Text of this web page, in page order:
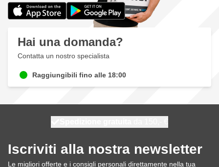
Hai una domanda?
Contatta un nostro specialista
Raggiungibili fino alle 18:00
Iscriviti alla nostra newsletter
Le migliori offerte e i consigli personali direttamente nella tua